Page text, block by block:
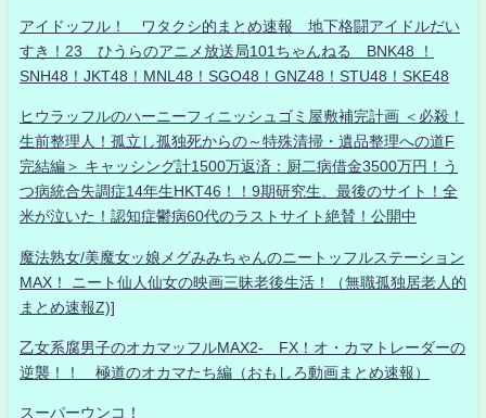
アイドッフル！ ワタクシ的まとめ速報 地下格闘アイドルだい
すき！23 ひうらのアニメ放送局101ちゃんねる BNK48 ！
SNH48！JKT48！MNL48！SGO48！GNZ48！STU48！SKE48
ヒウラッフルのハーニーフィニッシュゴミ屋敷補完計画 ＜必殺！
生前整理人！孤立し孤独死からの～特殊清掃・遺品整理への道F
完結編＞ キャッシング計1500万返済：厨二病借金3500万円！う
つ病統合失調症14年生HKT46！！9期研究生、最後のサイト！全
米が泣いた！認知症鬱病60代のラストサイト絶賛！公開中
魔法熟女/美魔女ッ娘メグみみちゃんのニートッフルステーション
MAX！ ニート仙人仙女の映画三昧老後生活！（無職孤独居老人的
まとめ速報Z)]
乙女系腐男子のオカマッフルMAX2- FX！オ・カマトレーダーの
逆襲！！ 極道のオカマたち編（おもしろ動画まとめ速報）
スーパーウンコ！